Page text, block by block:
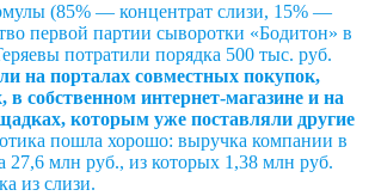
(85% — концентрат слизи, 15% —
первой партии сыворотки «Бодитон» в
потратили порядка 500 тыс. руб.
на порталах совместных покупок,
собственном интернет-магазине и на
которым уже поставляли другие
пошла хорошо: выручка компании в
27,6 млн руб., из которых 1,38 млн руб.
из слизи.